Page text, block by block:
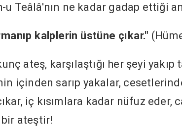
Teâlâ'nın ne kadar gadap ettiği
kalplerin üstüne çıkar."
ateş, karşılaştığı her şeyi yakıp
içinden sarıp yakalar,
iç kısımlara kadar nüfuz eder,
ateştir!